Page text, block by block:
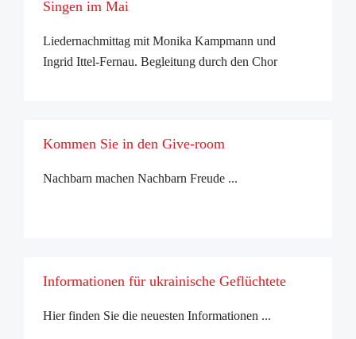
Singen im Mai
Liedernachmittag mit Monika Kampmann und
Ingrid Ittel-Fernau. Begleitung durch den Chor
Kommen Sie in den Give-room
Nachbarn machen Nachbarn Freude ...
Informationen für ukrainische Geflüchtete
Hier finden Sie die neuesten Informationen ...